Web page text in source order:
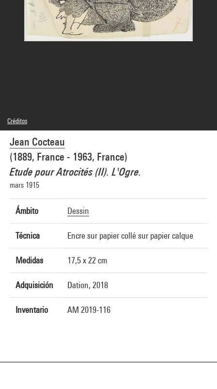
Jean Cocteau
(1889, France - 1963, France)
Etude pour Atrocités (II). L'Ogre.
mars 1915
Ámbito Dessin
Técnica Encre sur papier collé sur papier calque
Medidas 17,5 x 22 cm
Adquisición Dation, 2018
Inventario AM 2019-116
Créditos
© Adagp / Comité Cocteau, Paris
Créditos fotográficos : Centre Pompidou, MNAM-CCI/Audrey Laurans/Dist.
GrandPalaisRmn
Referencia de la imagen : 4N91319
Difusión de la imagen :GrandPalaisRmnPhoto